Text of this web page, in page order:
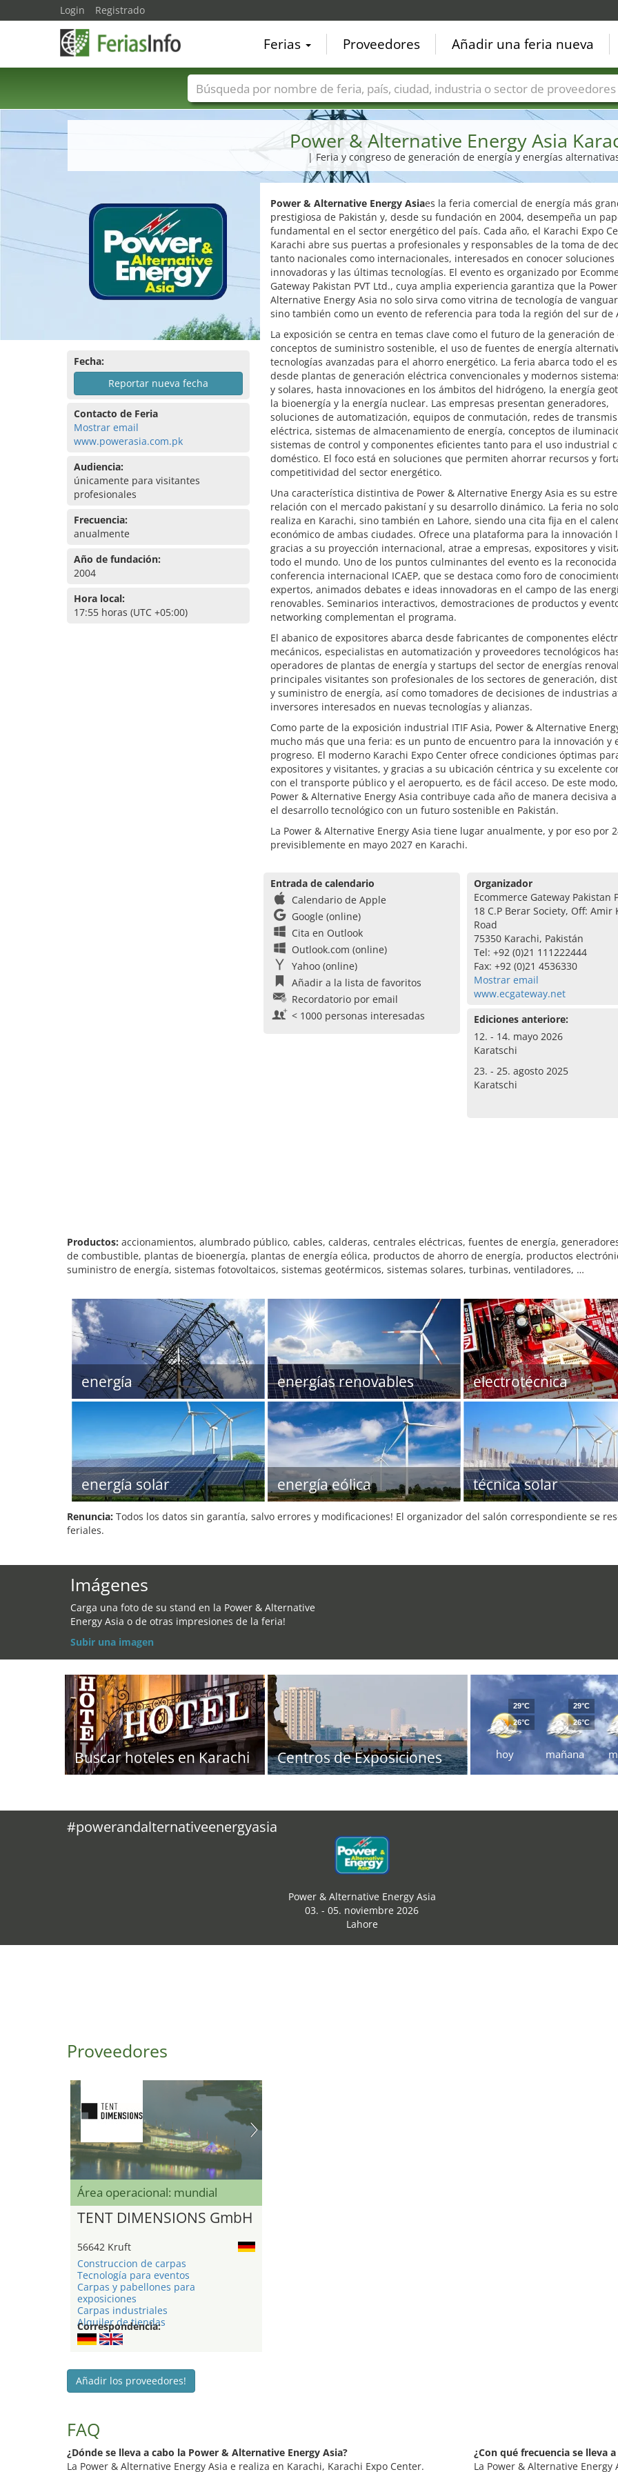
Power & Alternative Energy Asia
| Feria y congreso de generación de energía y energías
Fecha:
Reportar nueva fecha
Contacto de Feria
Mostrar email
www.powerasia.com.pk
Audiencia:
únicamente para visitantes
profesionales
Frecuencia:
anualmente
Año de fundación:
2004
Hora local:
17:55 horas (UTC +05:00)
Power & Alternative Energy Asiaes la feria comercial de energía más
prestigiosa de Pakistán y, desde su fundación en 2004, desempeña un
fundamental en el sector energético del país. Cada año, el Karachi Expo
Karachi abre sus puertas a profesionales y responsables de la toma de
tanto nacionales como internacionales, interesados en conocer soluciones
innovadoras y las últimas tecnologías. El evento es organizado por
Gateway Pakistan PVT Ltd., cuya amplia experiencia garantiza que la
Alternative Energy Asia no solo sirva como vitrina de tecnología de
sino también como un evento de referencia para toda la región del sur de
La exposición se centra en temas clave como el futuro de la generación de
conceptos de suministro sostenible, el uso de fuentes de energía
tecnologías avanzadas para el ahorro energético. La feria abarca todo el
desde plantas de generación eléctrica convencionales y modernos
y solares, hasta innovaciones en los ámbitos del hidrógeno, la energía
la bioenergía y la energía nuclear. Las empresas presentan generadores,
soluciones de automatización, equipos de conmutación, redes de
eléctrica, sistemas de almacenamiento de energía, conceptos de
sistemas de control y componentes eficientes tanto para el uso industrial
doméstico. El foco está en soluciones que permiten ahorrar recursos y
competitividad del sector energético.
Una característica distintiva de Power & Alternative Energy Asia es su
relación con el mercado pakistaní y su desarrollo dinámico. La feria no
realiza en Karachi, sino también en Lahore, siendo una cita fija en el
económico de ambas ciudades. Ofrece una plataforma para la innovación
gracias a su proyección internacional, atrae a empresas, expositores y
todo el mundo. Uno de los puntos culminantes del evento es la reconocida
conferencia internacional ICAEP, que se destaca como foro de
expertos, animados debates e ideas innovadoras en el campo de las
renovables. Seminarios interactivos, demostraciones de productos y
networking complementan el programa.
El abanico de expositores abarca desde fabricantes de componentes
mecánicos, especialistas en automatización y proveedores tecnológicos
operadores de plantas de energía y startups del sector de energías
principales visitantes son profesionales de los sectores de generación,
y suministro de energía, así como tomadores de decisiones de industrias
inversores interesados en nuevas tecnologías y alianzas.
Como parte de la exposición industrial ITIF Asia, Power & Alternative
mucho más que una feria: es un punto de encuentro para la innovación y
progreso. El moderno Karachi Expo Center ofrece condiciones óptimas
expositores y visitantes, y gracias a su ubicación céntrica y su excelente
con el transporte público y el aeropuerto, es de fácil acceso. De este
Power & Alternative Energy Asia contribuye cada año de manera decisiva
el desarrollo tecnológico con un futuro sostenible en Pakistán.
La Power & Alternative Energy Asia tiene lugar anualmente, y por eso por
previsiblemente en mayo 2027 en Karachi.
Entrada de calendario
Calendario de Apple
Google (online)
Cita en Outlook
Outlook.com (online)
Yahoo (online)
Añadir a la lista de favoritos
Recordatorio por email
< 1000 personas interesadas
Organizador
Ecommerce Gateway Pakistan
18 C.P Berar Society, Off: Amir
Road
75350 Karachi, Pakistán
Tel: +92 (0)21 111222444
Fax: +92 (0)21 4536330
Mostrar email
www.ecgateway.net
Ediciones anteriore:
12. - 14. mayo 2026
Karatschi
23. - 25. agosto 2025
Karatschi
Productos: accionamientos, alumbrado público, cables, calderas, centrales eléctricas, fuentes de energía,
de combustible, plantas de bioenergía, plantas de energía eólica, productos de ahorro de energía, productos
suministro de energía, sistemas fotovoltaicos, sistemas geotérmicos, sistemas solares, turbinas, ventiladores, …
energía energías renovables electrotécnica
energía solar energía eólica técnica solar
Renuncia: Todos los datos sin garantía, salvo errores y modificaciones! El organizador del salón correspondiente se
feriales.
Imágenes
Carga una foto de su stand en la Power & Alternative
Energy Asia o de otras impresiones de la feria!
Subir una imagen
Buscar hoteles en Karachi Centros de Exposiciones hoy
29°C
26°C
mañana
29°C
26°C
#powerandalternativeenergyasia
Power & Alternative Energy Asia
03. - 05. noviembre 2026
Lahore
Proveedores
Área operacional: mundial
TENT DIMENSIONS GmbH
56642 Kruft
Construccion de carpas
Tecnología para eventos
Carpas y pabellones para
exposiciones
Carpas industriales
Alquiler de tiendas
Correspondencia:
Añadir los proveedores!
FAQ
¿Dónde se lleva a cabo la Power & Alternative Energy Asia?
La Power & Alternative Energy Asia e realiza en Karachi, Karachi Expo Center.
¿Con qué frecuencia se lleva
La Power & Alternative
Login Registrado
Ferias Proveedores Añadir una feria nueva
Nombres de ferias Países Ciudades Sectores de ferias Sectores de